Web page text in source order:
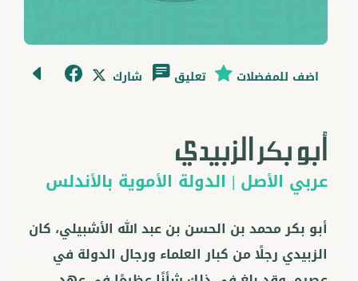
شارك تعليق اضف للمفضلات
أبو بكر الزبيدي
عربي الأصل | الدولة الأموية بالأندلس
أبو بكر محمد بن الحسن بن عبد الله الأشبيلي، كان
الزبيدي رجلًا من كبار العلماء ورجال الدولة في